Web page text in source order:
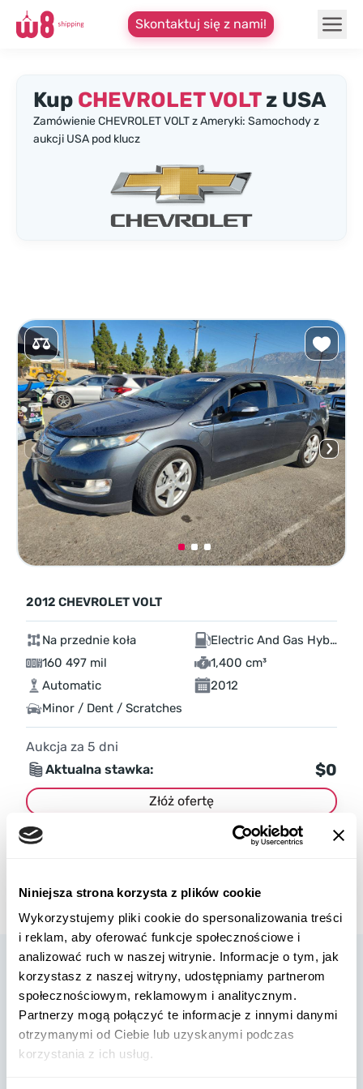
Niniejsza strona korzysta z plików cookie
Wykorzystujemy pliki cookie do spersonalizowania treści
i reklam, aby oferować funkcje społecznościowe i
analizować ruch w naszej witrynie. Informacje o tym, jak
korzystasz z naszej witryny, udostępniamy partnerom
społecznościowym, reklamowym i analitycznym.
Partnerzy mogą połączyć te informacje z innymi danymi
otrzymanymi od Ciebie lub uzyskanymi podczas
korzystania z ich usług.
Skontaktuj się z nami!
Kup CHEVROLET VOLTz USA
Zamówienie CHEVROLET VOLT z Ameryki: Samochody z
aukcji USA pod klucz
2012 CHEVROLET VOLT
Na przednie koła
Electric And Gas Hybrid
160 497 mil
1,400 cm³
Automatic
2012
Minor / Dent / Scratches
Aukcja za 5 dni
Aktualna stawka:
$0
Złóż ofertę
Więcej informacji
W8 Shipping Polska jest oficjalnym brokerem firmy W8 Shipping
USA, międzynarodowej firmy zajmującej się wysyłką